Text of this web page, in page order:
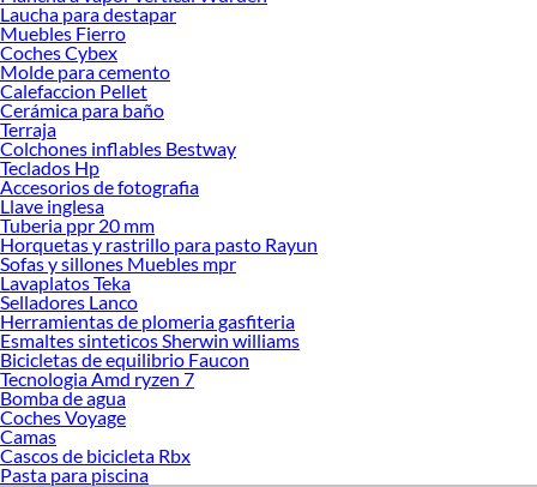
Laucha para destapar
Muebles Fierro
Coches Cybex
Molde para cemento
Calefaccion Pellet
Cerámica para baño
Terraja
Colchones inflables Bestway
Teclados Hp
Accesorios de fotografia
Llave inglesa
Tuberia ppr 20 mm
Horquetas y rastrillo para pasto Rayun
Sofas y sillones Muebles mpr
Lavaplatos Teka
Selladores Lanco
Herramientas de plomeria gasfiteria
Esmaltes sinteticos Sherwin williams
Bicicletas de equilibrio Faucon
Tecnologia Amd ryzen 7
Bomba de agua
Coches Voyage
Camas
Cascos de bicicleta Rbx
Pasta para piscina